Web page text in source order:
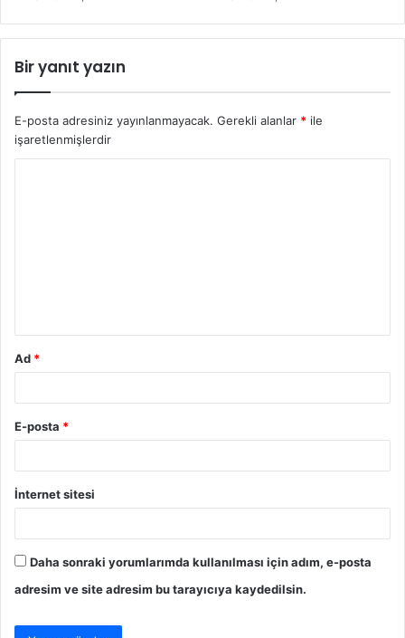
Bir yanıt yazın
E-posta adresiniz yayınlanmayacak. Gerekli alanlar * ile
işaretlenmişlerdir
Ad *
E-posta *
İnternet sitesi
Daha sonraki yorumlarımda kullanılması için adım, e-posta
adresim ve site adresim bu tarayıcıya kaydedilsin.